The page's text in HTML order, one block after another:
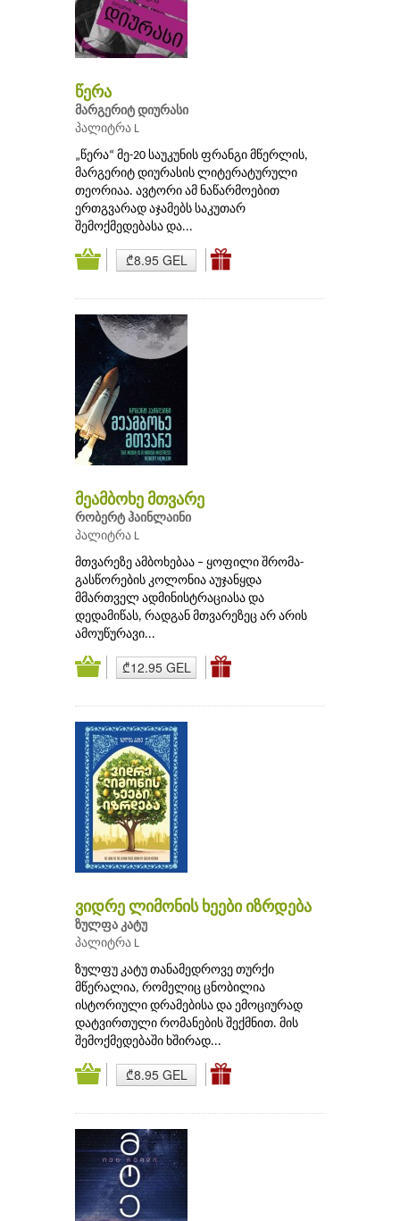
წერა
მარგერიტ დიურასი
პალიტრა L
„წერა“ მე-20 საუკუნის ფრანგი მწერლის,
მარგერიტ დიურასის ლიტერატურული
თეორიაა. ავტორი ამ ნაწარმოებით
ერთგვარად აჯამებს საკუთარ
შემოქმედებასა და...
₾8.95 GEL
მეამბოხე მთვარე
რობერტ ჰაინლაინი
პალიტრა L
მთვარეზე ამბოხებაა – ყოფილი შრომა-
გასწორების კოლონია აუჯანყდა
მმართველ ადმინისტრაციასა და
დედამიწას, რადგან მთვარეზეც არ არის
ამოუწურავი...
₾12.95 GEL
ვიდრე ლიმონის ხეები იზრდება
ზულფა კატუ
პალიტრა L
ზულფუ კატუ თანამედროვე თურქი
მწერალია, რომელიც ცნობილია
ისტორიული დრამებისა და ემოციურად
დატვირთული რომანების შექმნით. მის
შემოქმედებაში ხშირად...
₾8.95 GEL